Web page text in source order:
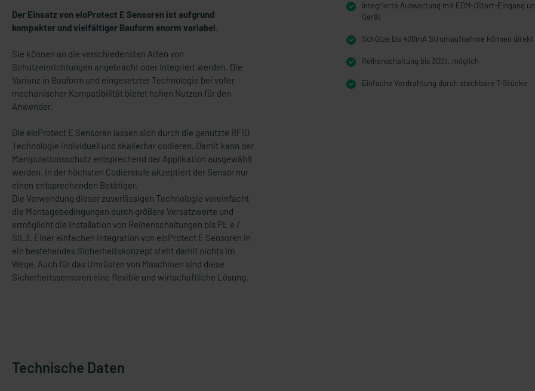
Der Einsatz von eloProtect E Sensoren ist aufgrund
kompakter und vielfältiger Bauform enorm variabel.
Sie können an die verschiedensten Arten von
Schutzeinrichtungen angebracht oder integriert werden. Die
Varianz in Bauform und eingesetzter Technologie bei voller
mechanischer Kompatibilität bietet hohen Nutzen für den
Anwender.
Die eloProtect E Sensoren lassen sich durch die genutzte RFID
Technologie individuell und skalierbar codieren. Damit kann der
Manipulationsschutz entsprechend der Applikation ausgewählt
werden. In der höchsten Codierstufe akzeptiert der Sensor nur
einen entsprechenden Betätiger.
Die Verwendung dieser zuverlässigen Technologie vereinfacht
die Montagebedingungen durch größere Versatzwerte und
ermöglicht die Installation von Reihenschaltungen bis PL e /
SIL3. Einer einfachen Integration von eloProtect E Sensoren in
ein bestehendes Sicherheitskonzept steht damit nichts im
Wege. Auch für das Umrüsten von Maschinen sind diese
Sicherheitssensoren eine flexible und wirtschaftliche Lösung.
Integrierte Auswertung mit EDM-/Start-Eingang
Gerät
Schütze bis 400mA Stromaufnahme können
Reihenschaltung bis 30St. möglich
Einfache Verdrahtung durch steckbare T-Stücke
Technische Daten